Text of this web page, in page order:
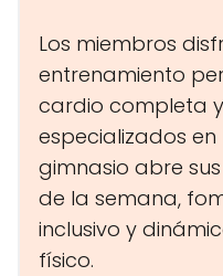
Los miembros
entrenamiento
cardio completa
especializados en
gimnasio abre
de la semana,
inclusivo y
físico.